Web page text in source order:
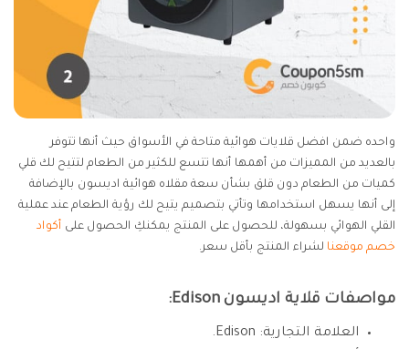
واحده ضمن افضل قلايات هوائية متاحة في الأسواق حيث أنها تتوفر
بالعديد من المميزات من أهمها أنها تتسع للكثير من الطعام لتتيح لك قلي
كميات من الطعام دون قلق بشأن سعة مقلاه هوائية اديسون بالإضافة
إلى أنها يسهل استخدامها وتأتي بتصميم يتيح لك رؤية الطعام عند عملية
القلي الهوائي بسهولة، للحصول على المنتج يمكنكِ الحصول على أكواد
خصم موقعنا لشراء المنتج بأقل سعر.
مواصفات قلاية اديسون Edison:
العلامة التجارية: Edison.